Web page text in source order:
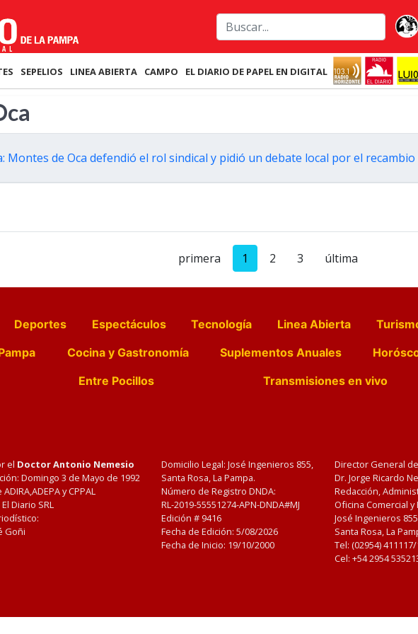
SEPELIOS LINEA ABIERTA CAMPO EL DIARIO DE PAPEL EN DIGITAL
Montes de Oca defendió el rol sindical y pidió un debate local por el
primera 1 2 3 última
Deportes Espectáculos Tecnología Linea Abierta
Cocina y Gastronomía Suplementos Anuales
Entre Pocillos Transmisiones en vivo
el Doctor Antonio Nemesio
Domingo 3 de Mayo de 1992
y CPPAL
Diario SRL
Goñi
Domicilio Legal: José Ingenieros 855,
Santa Rosa, La Pampa.
Número de Registro DNDA:
RL-2019-55551274-APN-DNDA#MJ
Edición # 9416
Fecha de Edición:5/08/2026
Fecha de Inicio: 19/10/2000
Director General
Dr. Jorge Ricardo
Redacción,
Oficina Comercial
José Ingenieros
Santa Rosa, La
Tel: (02954)
Cel: +54 2954